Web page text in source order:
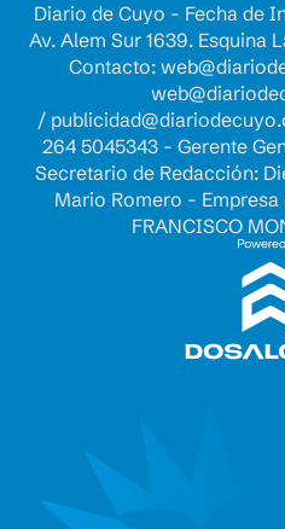
Diario de Cuyo - Fecha de
Av. Alem Sur 1639. Esquina
Contacto:
/
264 5045343 - Gerente
Secretario de Redacción:
Mario Romero -
FRANCISCO